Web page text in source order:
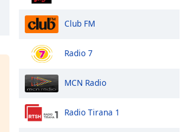
Club FM
Radio 7
MCN Radio
Radio Tirana 1